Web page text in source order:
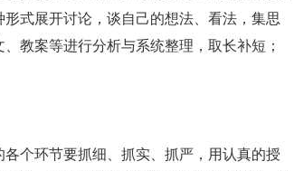
式展开讨论，谈自己的想法、看法，集思
教案等进行分析与系统整理，取长补短；
个环节要抓细、抓实、抓严，用认真的授